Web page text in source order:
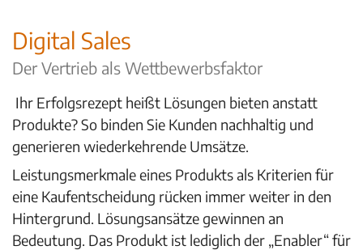
Digital Sales
Der Vertrieb als Wettbewerbsfaktor
Ihr Erfolgsrezept heißt Lösungen bieten anstatt
Produkte? So binden Sie Kunden nachhaltig und
generieren wiederkehrende Umsätze.
Leistungsmerkmale eines Produkts als Kriterien für
eine Kaufentscheidung rücken immer weiter in den
Hintergrund. Lösungsansätze gewinnen an
Bedeutung. Das Produkt ist lediglich der „Enabler“ für